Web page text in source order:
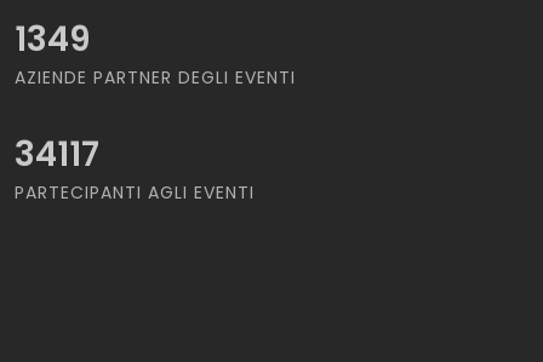
1349
AZIENDE PARTNER DEGLI EVENTI
34117
PARTECIPANTI AGLI EVENTI